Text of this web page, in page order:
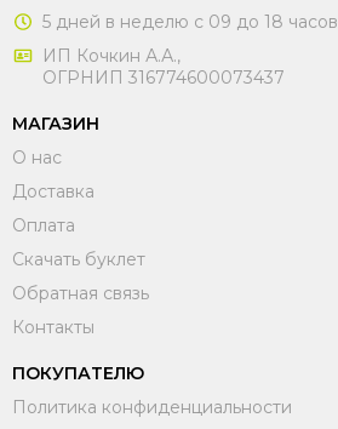
5 дней в неделю с 09 до 18 часов
ИП Кочкин А.А.,
ОГРНИП 316774600073437
МАГАЗИН
О нас
Доставка
Оплата
Скачать буклет
Обратная связь
Контакты
ПОКУПАТЕЛЮ
Политика конфиденциальности